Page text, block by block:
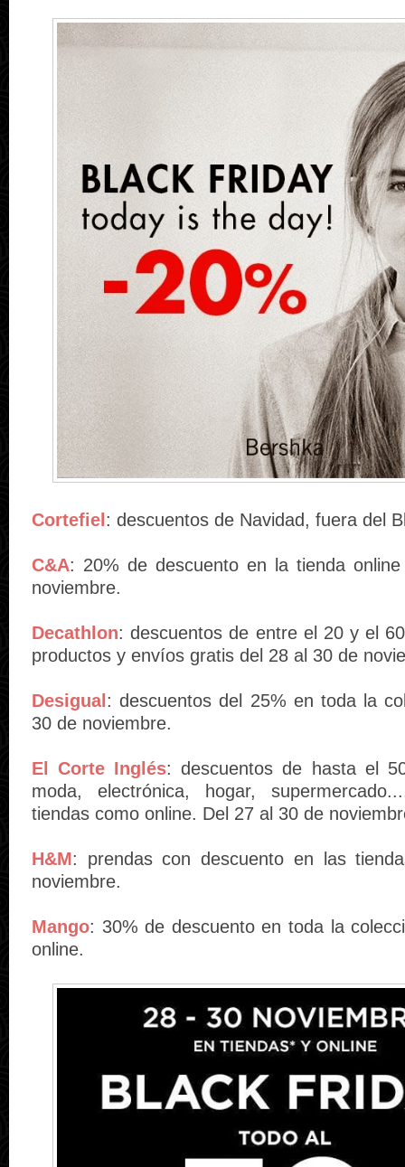
Cortefiel : descuentos de Navidad, fuera del
C&A: 20% de descuento en la tienda
noviembre.
Decathlon: descuentos de entre el 20 y el
productos y envíos gratis del 28 al 30 de
Desigual : descuentos del 25% en toda la
30 de noviembre.
El Corte Inglés: descuentos de hasta el
moda, electrónica, hogar,
tiendas como online. Del 27 al 30 de
H&M: prendas con descuento en las
noviembre.
Mango: 30% de descuento en toda la
online.